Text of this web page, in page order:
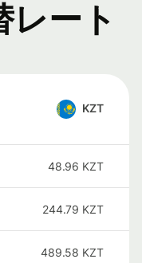
レート
KZT
48.96 KZT
244.79 KZT
489.58 KZT